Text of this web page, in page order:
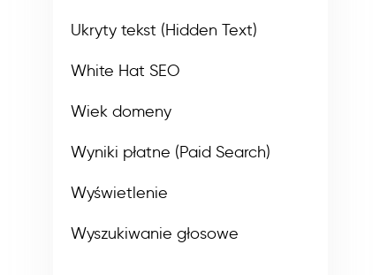
Ukryty tekst (Hidden Text)
White Hat SEO
Wiek domeny
Wyniki płatne (Paid Search)
Wyświetlenie
Wyszukiwanie głosowe